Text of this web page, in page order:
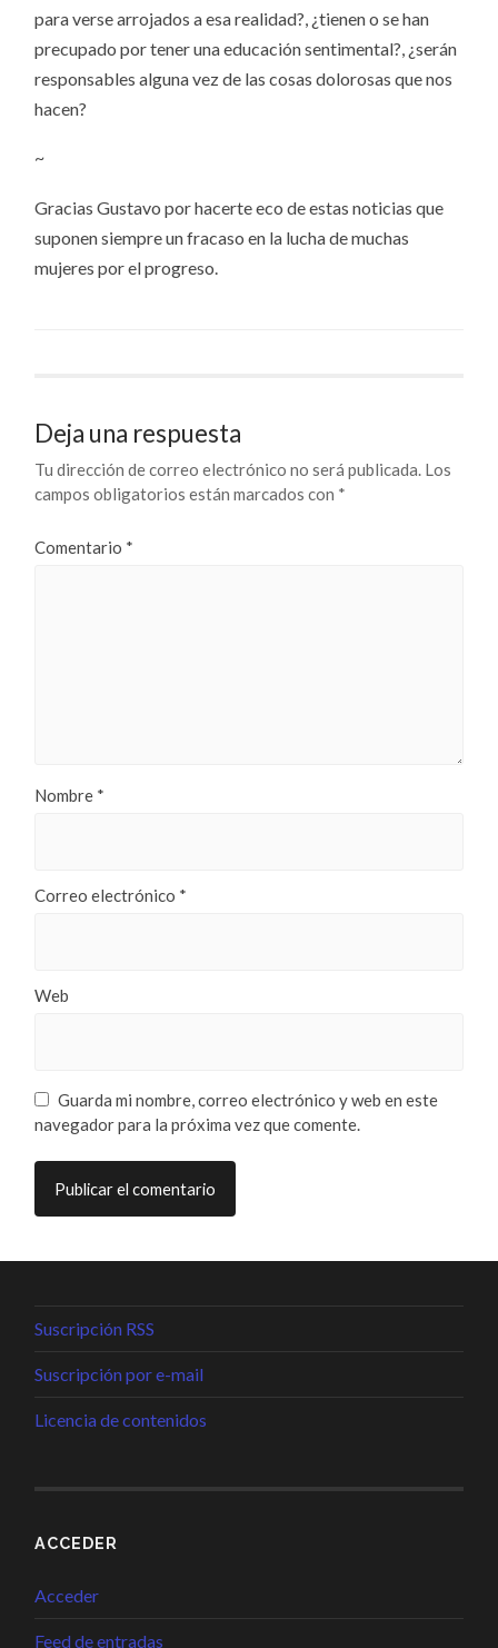
para verse arrojados a esa realidad?, ¿tienen o se han
precupado por tener una educación sentimental?, ¿serán
responsables alguna vez de las cosas dolorosas que nos
hacen?
~
Gracias Gustavo por hacerte eco de estas noticias que
suponen siempre un fracaso en la lucha de muchas
mujeres por el progreso.
Deja una respuesta
Tu dirección de correo electrónico no será publicada. Los
campos obligatorios están marcados con *
Comentario *
Nombre *
Correo electrónico *
Web
Guarda mi nombre, correo electrónico y web en este
navegador para la próxima vez que comente.
Suscripción RSS
Suscripción por e-mail
Licencia de contenidos
ACCEDER
Acceder
Feed de entradas